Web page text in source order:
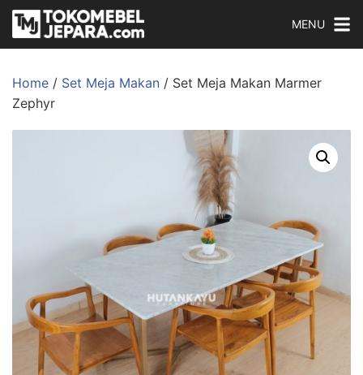
MENU
Home / Set Meja Makan / Set Meja Makan Marmer
Zephyr